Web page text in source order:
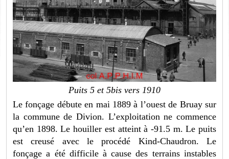
Puits 5 et 5bis vers 1910
Le fonçage débute en mai 1889 à l’ouest de Bruay sur
la commune de Divion. L’exploitation ne commence
qu’en 1898. Le houiller est atteint à -91.5 m. Le puits
est creusé avec le procédé Kind-Chaudron. Le
fonçage a été difficile à cause des terrains instables